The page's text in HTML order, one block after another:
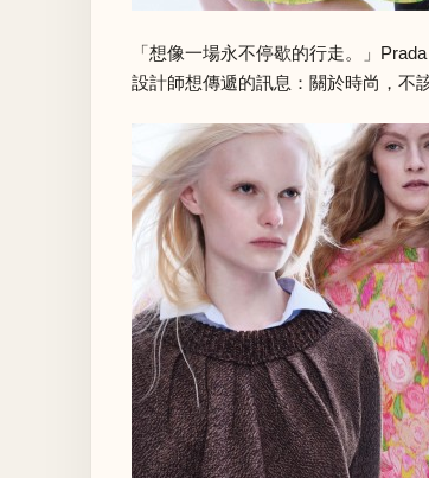
「想像一場永不停歇的行走。」
設計師想傳遞的訊息：關於時尚，不